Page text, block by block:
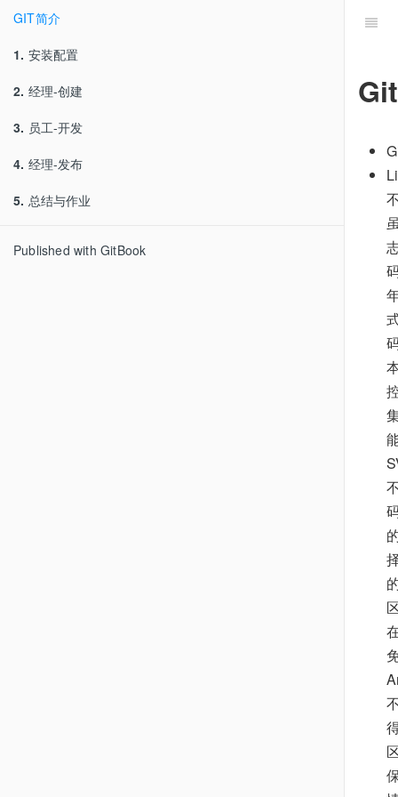
GIT简介
1. 安装配置
2. 经理-创建
3. 员工-开发
4. 经理-发布
5. 总结与作业
Published with GitBook